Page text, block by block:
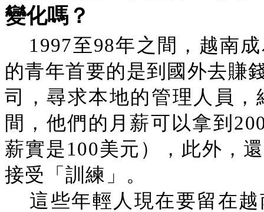
變化嗎？
1997至98年之間，越南
的青年首要的是到國外去賺
司，尋求本地的管理人員
間，他們的月薪可以拿到
薪實是100美元），此外，
接受「訓練」。
這些年輕人現在要留在